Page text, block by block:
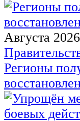
Августа
Регионы